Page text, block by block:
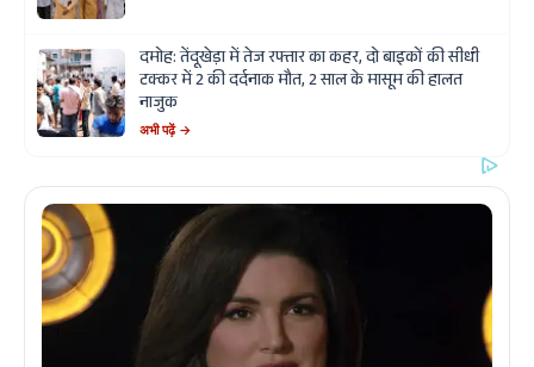
दमोह: तेंदूखेड़ा में तेज रफ्तार का कहर, दो बाइकों की सीधी
टक्कर में 2 की दर्दनाक मौत, 2 साल के मासूम की हालत
नाजुक
अभी पढ़ें →